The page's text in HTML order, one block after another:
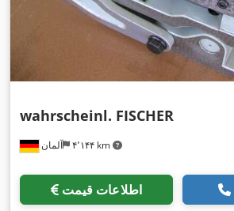
آلمان ۴٬۱۴۴ km
wahrscheinl. FISCHER
اطلاعات قیمت